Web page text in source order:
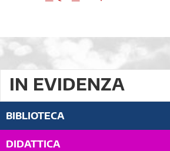
IN EVIDENZA
BIBLIOTECA
DIDATTICA